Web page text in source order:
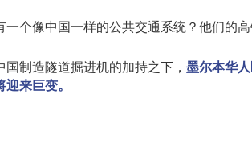
一个像中国一样的公共交通系统？他们的
制造隧道掘进机的加持之下， 墨尔本华
来巨变。